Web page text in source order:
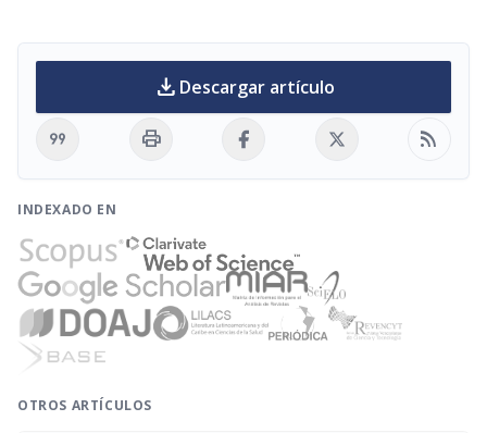
download Descargar artículo
format_quote print rss_feed
INDEXADO EN
OTROS ARTÍCULOS